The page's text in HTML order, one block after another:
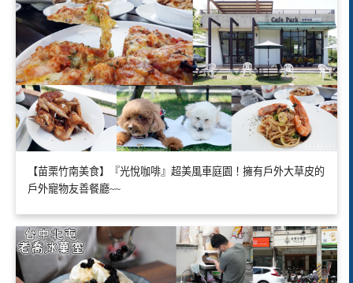
【苗栗竹南美食】『光悅咖啡』超美風車庭園！擁有戶外大草皮的
戶外寵物友善餐廳~~